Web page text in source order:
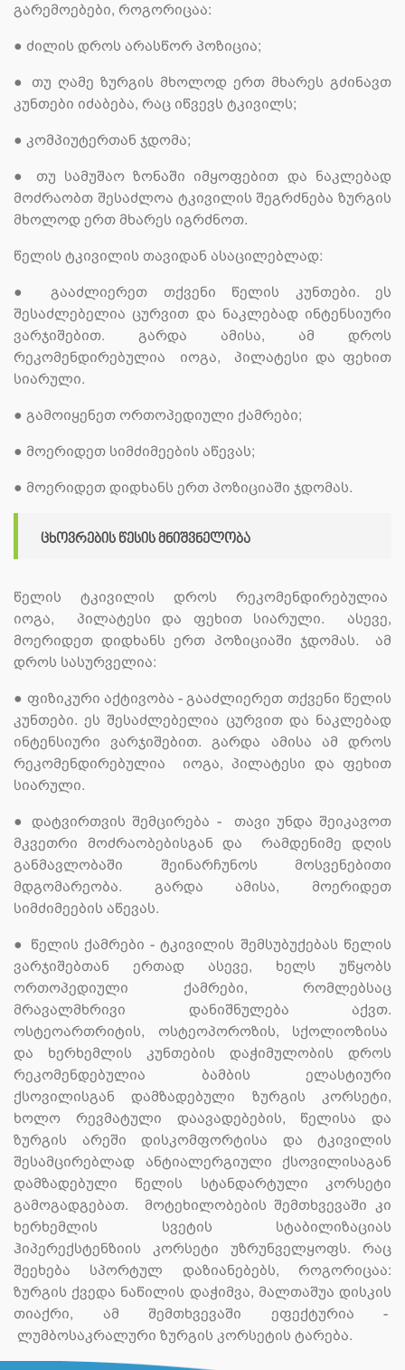
გარემოებები, როგორიცაა:
● ძილის დროს არასწორ პოზიცია;
●
თუ ღამე ზურგის მხოლოდ ერთ მხარეს გძინავთ
კუნთები იძაბება, რაც იწვევს ტკივილს;
● კომპიუტერთან ჯდომა;
●
თუ სამუშაო ზონაში იმყოფებით და ნაკლებად
მოძრაობთ შესაძლოა ტკივილის შეგრძნება ზურგის
მხოლოდ ერთ მხარეს იგრძნოთ.
წელის ტკივილის თავიდან ასაცილებლად:
●
გააძლიერეთ თქვენი წელის კუნთები. ეს
შესაძლებელია ცურვით და ნაკლებად ინტენსიური
ვარჯიშებით. გარდა ამისა, ამ დროს
რეკომენდირებულია იოგა, პილატესი და ფეხით
სიარული.
● გამოიყენეთ ორთოპედიული ქამრები;
● მოერიდეთ სიმძიმეების აწევას;
● მოერიდეთ დიდხანს ერთ პოზიციაში ჯდომას.
ცხოვრების წესის მნიშვნელობა
წელის ტკივილის დროს რეკომენდირებულია
იოგა, პილატესი და ფეხით სიარული. ასევე,
მოერიდეთ დიდხანს ერთ პოზიციაში ჯდომას. ამ
დროს სასურველია:
● ფიზიკური აქტივობა - გააძლიერეთ თქვენი წელის
კუნთები. ეს შესაძლებელია ცურვით და ნაკლებად
ინტენსიური ვარჯიშებით. გარდა ამისა ამ დროს
რეკომენდირებულია იოგა, პილატესი და ფეხით
სიარული.
●
დატვირთვის შემცირება - თავი უნდა შეიკავოთ
მკვეთრი მოძრაობებისგან და რამდენიმე დღის
განმავლობაში შეინარჩუნოს მოსვენებითი
მდგომარეობა. გარდა ამისა, მოერიდეთ
სიმძიმეების აწევას.
●
წელის ქამრები - ტკივილის შემსუბუქებას წელის
ვარჯიშებთან ერთად ასევე, ხელს უწყობს
ორთოპედიული ქამრები, რომლებსაც
მრავალმხრივი დანიშნულება აქვთ.
ოსტეოართრიტის, ოსტეოპოროზის, სქოლიოზისა
და ხერხემლის კუნთების დაჭიმულობის დროს
რეკომენდებულია ბამბის ელასტიური
ქსოვილისგან დამზადებული ზურგის კორსეტი,
ხოლო რევმატული დაავადებების, წელისა და
ზურგის არეში დისკომფორტისა და ტკივილის
შესამცირებლად ანტიალერგიული ქსოვილისაგან
დამზადებული წელის სტანდარტული კორსეტი
გამოგადგებათ. მოტეხილობების შემთხვევაში კი
ხერხემლის სვეტის სტაბილიზაციას
ჰიპერექსტენზიის კორსეტი უზრუნველყოფს. რაც
შეეხება სპორტულ დაზიანებებს, როგორიცაა:
ზურგის ქვედა ნაწილის დაჭიმვა, მალთაშუა დისკის
თიაქრი, ამ შემთხვევაში ეფექტურია -
ლუმბოსაკრალური ზურგის კორსეტის ტარება.